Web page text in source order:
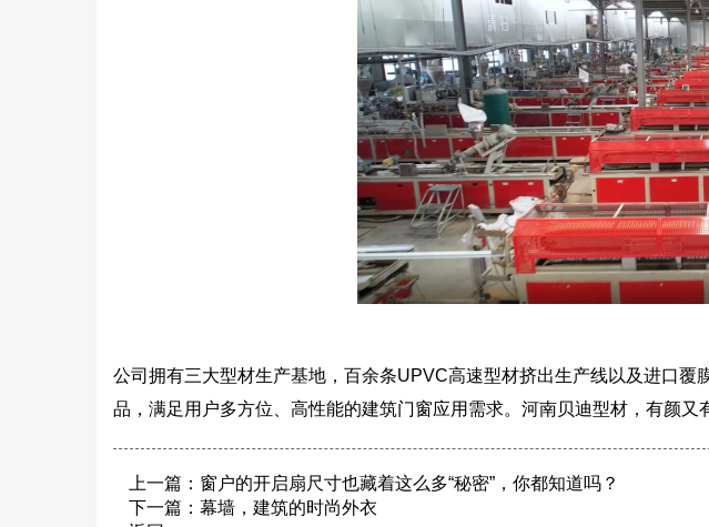
公司拥有三大型材生产基地，百余条UPVC高速型材挤出生产线以及进口
品，满足用户多方位、高性能的建筑门窗应用需求。河南贝迪型材，有颜又
上一篇： 窗户的开启扇尺寸也藏着这么多“秘密”，你都知道吗？
下一篇： 幕墙，建筑的时尚外衣